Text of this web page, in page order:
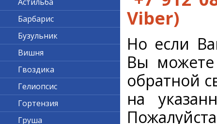
Viber)
Но если
Вы
обратной
на
Барбарис
Бузульник
Вишня
Гвоздика
Гелиопсис
Гортензия
Груша